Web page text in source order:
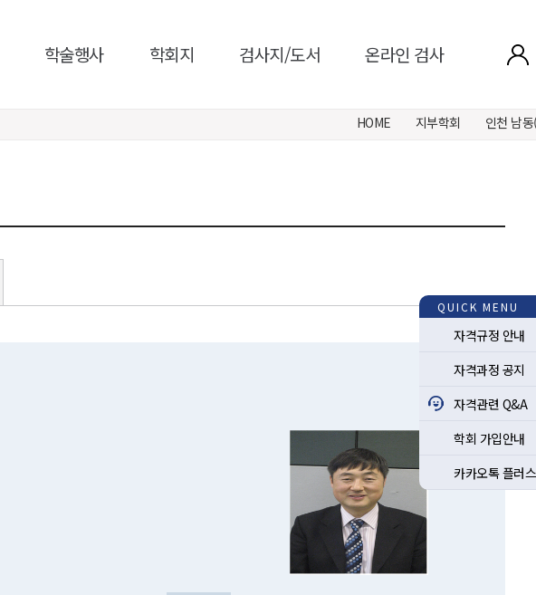
학술행사 학회지 검사지/도서 온라인 검사
HOME 지부학회 인천 남
QUICK MENU
자격규정 안내
자격과정 공지
자격관련 Q&A
학회 가입안내
카카오톡 플러스